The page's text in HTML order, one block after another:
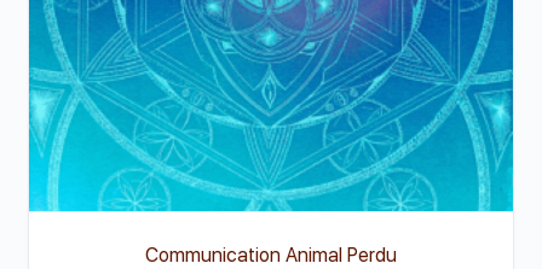
Communication Animal Perdu